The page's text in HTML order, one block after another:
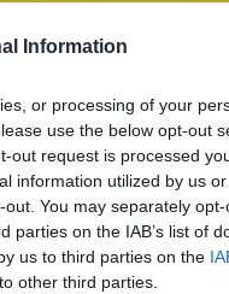
Information
or processing of your
use the below opt-out
out request is processed
information utilized by us
You may separately
parties on the IAB’s list of
us to third parties on the
other third parties.
Kom ihåg mig
Glömt ditt lösenord?
Få ny aktiveringslänk
Betapet är gratis!